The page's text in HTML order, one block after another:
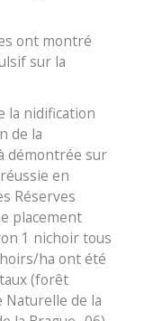
ont montré
sur la
la nidification
de la
démontrée sur
en
Réserves
placement
1 nichoir tous
ha ont été
(forêt
Naturelle de la